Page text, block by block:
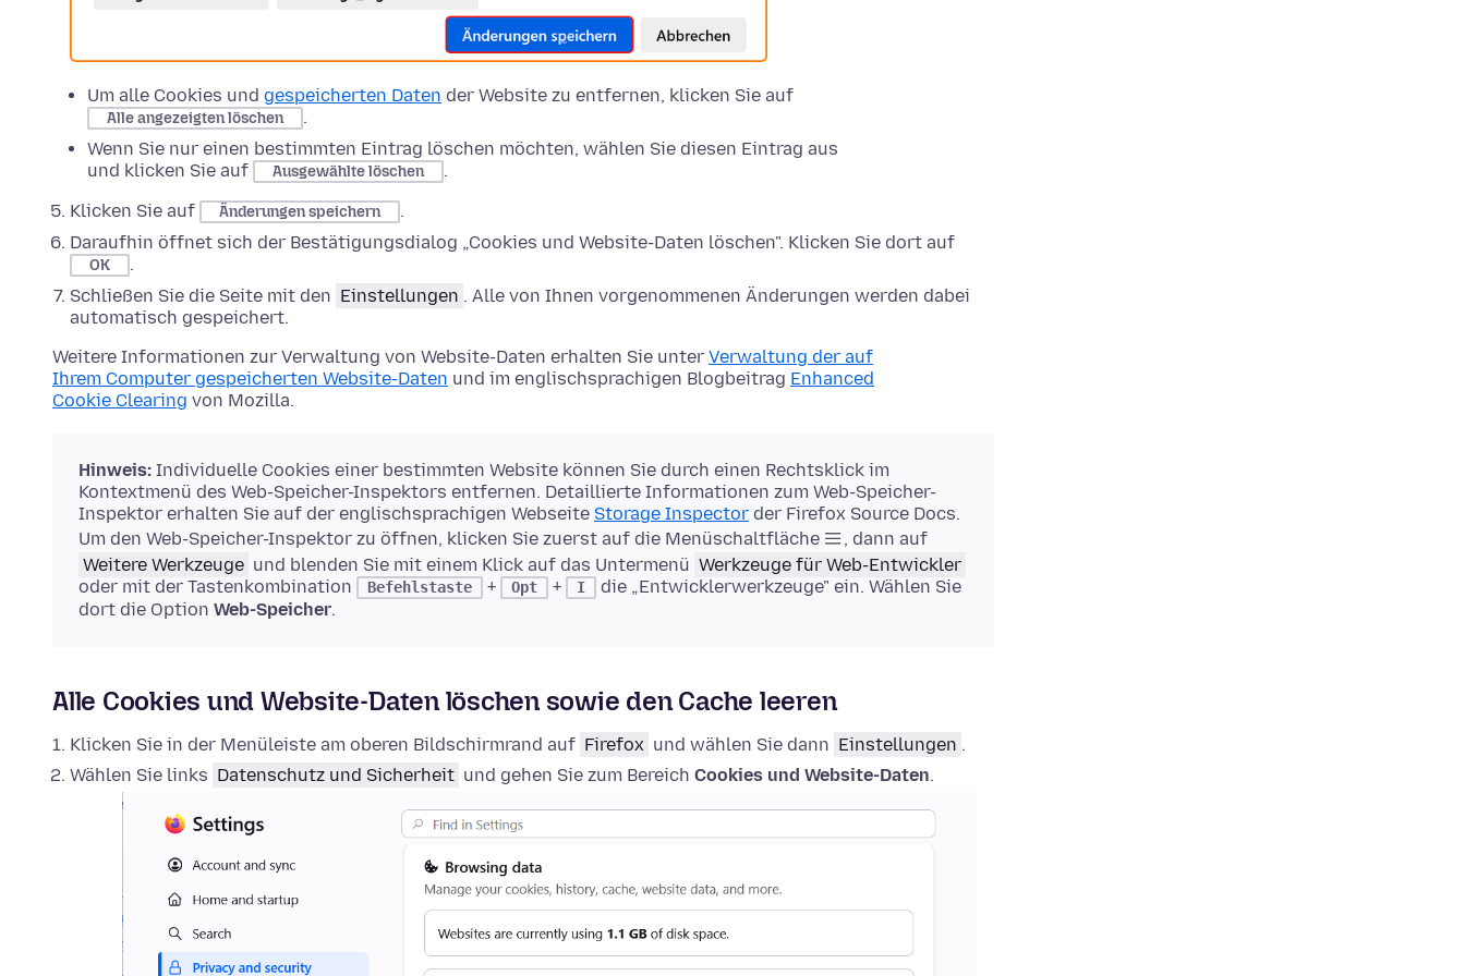
Um alle Cookies und gespeicherten Daten der Website zu entfernen, klicken Sie auf
Alle angezeigten löschen
.
Wenn Sie nur einen bestimmten Eintrag löschen möchten, wählen Sie diesen Eintrag aus
und klicken Sie auf
Ausgewählte löschen
.
Klicken Sie auf
Änderungen speichern
.
Daraufhin öffnet sich der Bestätigungsdialog „Cookies und Website-Daten löschen". Klicken Sie dort auf
OK
.
Schließen Sie die Seite mit den Einstellungen . Alle von Ihnen vorgenommenen Änderungen werden dabei
automatisch gespeichert.
Weitere Informationen zur Verwaltung von Website-Daten erhalten Sie unter Verwaltung der auf
Ihrem Computer gespeicherten Website-Daten und im englischsprachigen Blogbeitrag Enhanced
Cookie Clearing von Mozilla.
Hinweis: Individuelle Cookies einer bestimmten Website können Sie durch einen Rechtsklick im
Kontextmenü des Web-Speicher-Inspektors entfernen. Detaillierte Informationen zum Web-Speicher-
Inspektor erhalten Sie auf der englischsprachigen Webseite Storage Inspector der Firefox Source Docs.
Um den Web-Speicher-Inspektor zu öffnen, klicken Sie zuerst auf die Menüschaltfläche
, dann auf
Weitere Werkzeuge und blenden Sie mit einem Klick auf das Untermenü Werkzeuge für Web-Entwickler
oder mit der Tastenkombination
Befehlstaste + Opt + I
die „Entwicklerwerkzeuge" ein. Wählen Sie
dort die Option Web-Speicher.
Alle Cookies und Website-Daten löschen sowie den Cache leeren
Klicken Sie in der Menüleiste am oberen Bildschirmrand auf Firefox und wählen Sie dann Einstellungen .
Wählen Sie links Datenschutz und Sicherheit und gehen Sie zum Bereich Cookies und Website-Daten.